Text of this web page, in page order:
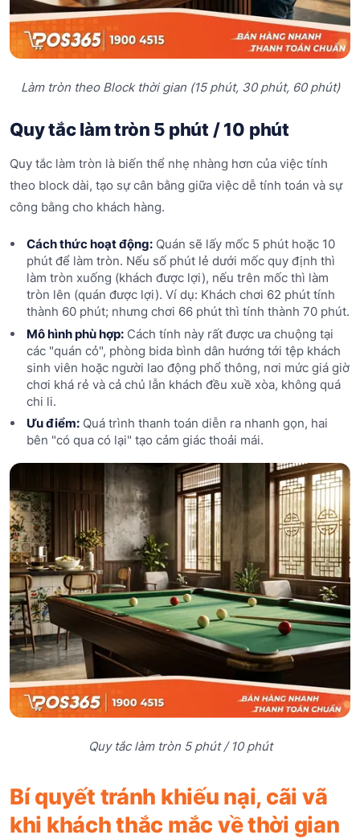
Làm tròn theo Block thời gian (15 phút, 30 phút, 60 phút)
Quy tắc làm tròn 5 phút / 10 phút
Quy tắc làm tròn là biến thể nhẹ nhàng hơn của việc tính
theo block dài, tạo sự cân bằng giữa việc dễ tính toán và sự
công bằng cho khách hàng.
Cách thức hoạt động:Quán sẽ lấy mốc 5 phút hoặc 10
phút để làm tròn. Nếu số phút lẻ dưới mốc quy định thì
làm tròn xuống (khách được lợi), nếu trên mốc thì làm
tròn lên (quán được lợi). Ví dụ: Khách chơi 62 phút tính
thành 60 phút; nhưng chơi 66 phút thì tính thành 70 phút.
Mô hình phù hợp:Cách tính này rất được ưa chuộng tại
các "quán cỏ", phòng bida bình dân hướng tới tệp khách
sinh viên hoặc người lao động phổ thông, nơi mức giá giờ
chơi khá rẻ và cả chủ lẫn khách đều xuề xòa, không quá
chi li.
Ưu điểm:Quá trình thanh toán diễn ra nhanh gọn, hai
bên "có qua có lại" tạo cảm giác thoải mái.
Quy tắc làm tròn 5 phút / 10 phút
Bí quyết tránh khiếu nại, cãi vã
khi khách thắc mắc về thời gian